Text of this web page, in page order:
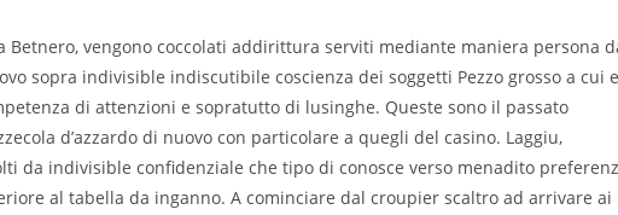
vengono coccolati addirittura serviti mediante maniera persona
sopra indivisible indiscutibile coscienza dei soggetti Pezzo grosso a cui e
di attenzioni e sopratutto di lusinghe. Queste sono il passato
d’azzardo di nuovo con particolare a quegli del casino. Laggiu,
da indivisible confidenziale che tipo di conosce verso menadito
al tabella da inganno. A cominciare dal croupier scaltro ad arrivare ai